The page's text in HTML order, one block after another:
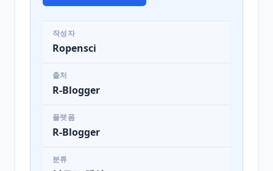
작성자
Ropensci
출처
R-Blogger
플랫폼
R-Blogger
분류